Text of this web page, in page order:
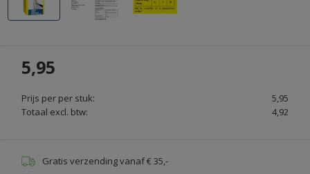
MAAT
EN
-
RAILSOPMAAT.NL
Previous
Stop
5,95
Prijs per per stuk:
5,95
Totaal excl. btw:
4,92
Gratis verzending vanaf € 35,-